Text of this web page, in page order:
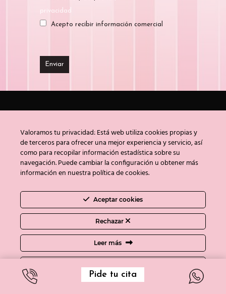
Pide tu cita
privacidad
Acepto recibir información comercial
Fernandez de los Rios 88
(+34)910 78 78 22
Valoramos tu privacidad: Está web utiliza cookies propias y
de terceros para ofrecer una mejor experiencia y servicio, así
como para recopilar información estadística sobre su
navegación. Puede cambiar la configuración u obtener más
información en nuestra política de cookies.
Aceptar cookies
Rechazar
Leer más